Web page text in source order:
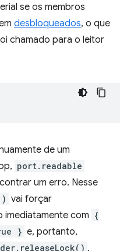
se os membros
desbloqueados, o que
chamado para o leitor
de um
port.readable
um erro. Nesse
vai forçar
imediatamente com {
} e, portanto,
.